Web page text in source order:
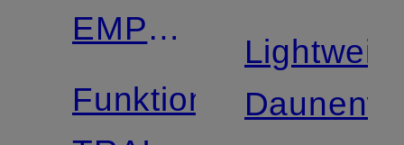
EMPORIO
ARMANI
Funktionsshirt
ARMANI